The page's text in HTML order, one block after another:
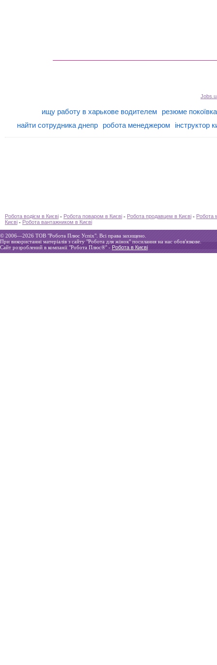
ищу работу в харькове водителем
резюме покоївка
найти сотрудника днепр
робота менеджером інструктор
Робота водієм в Києві - Робота поваром в Києві - Робота продавцем в Києві - Робота
Києві - Робота вантажником в Києві
© 2006—2026 ТOВ "Робота Плюс Успіх". Всі права захищено.
При використанні матеріалів з сайту "Робота для жінок" посилання на нас обов'язкове.
Сайт розроблений в компанії "Робота Плюс®" - Робота в Києві